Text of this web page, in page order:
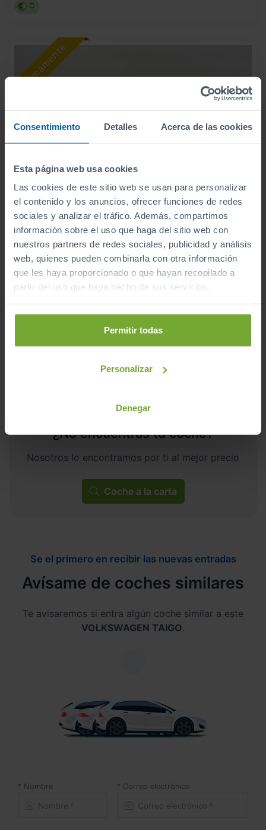
Consentimiento Detalles Acerca de las cookies
Esta página web usa cookies
Las cookies de este sitio web se usan para personalizar
el contenido y los anuncios, ofrecer funciones de redes
sociales y analizar el tráfico. Además, compartimos
información sobre el uso que haga del sitio web con
nuestros partners de redes sociales, publicidad y análisis
web, quienes pueden combinarla con otra información
que les haya proporcionado o que hayan recopilado a
partir del uso que haya hecho de sus servicios.
Permitir todas
Personalizar
Denegar
C
1.6 GDI HEV N LINE DCT
20.000 km
2025
27.990 €
333
€/mes
¿No encuentras tu coche?
Nosotros lo encontramos por ti al mejor precio
Coche a la carta
Se el primero en recibir las nuevas entradas
Avísame de coches similares
Te avisaremos si entra algún coche similar a este
VOLKSWAGEN TAIGO.
Nombre Correo electrónico